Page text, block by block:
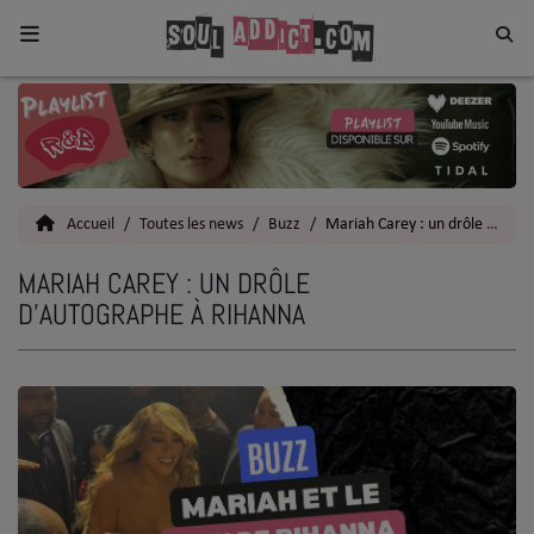
Home
Toutes les News
Actu
Interviews
Talents
Top 5
Accueil Toutes les news Buzz Mariah Carey : un drôle d'autographe à Rihanna
MARIAH CAREY : UN DRÔLE
D'AUTOGRAPHE À RIHANNA